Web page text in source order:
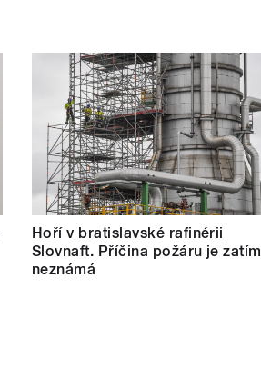
Hoří v bratislavské rafinérii
Slovnaft. Příčina požáru je zatím
neznámá